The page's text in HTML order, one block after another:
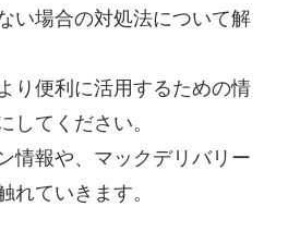
い場合の対処法について解
り便利に活用するための情
してください。
情報や、マックデリバリー
れていきます。